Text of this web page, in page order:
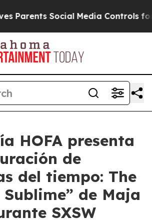
Social Media Controls for
HOFA presenta
de
del tiempo: The
de Maja
SXSW